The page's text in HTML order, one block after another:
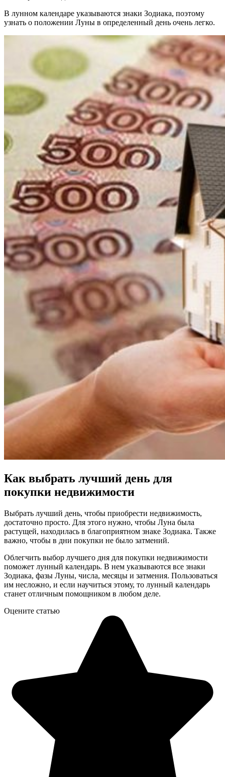
В лунном календаре указываются знаки Зодиака, поэтому
узнать о положении Луны в определенный день очень легко.
Как выбрать лучший день для
покупки недвижимости
Выбрать лучший день, чтобы приобрести недвижимость,
достаточно просто. Для этого нужно, чтобы Луна была
растущей, находилась в благоприятном знаке Зодиака. Также
важно, чтобы в дни покупки не было затмений.
Облегчить выбор лучшего дня для покупки недвижимости
поможет лунный календарь. В нем указываются все знаки
Зодиака, фазы Луны, числа, месяцы и затмения. Пользоваться
им несложно, и если научиться этому, то лунный календарь
станет отличным помощником в любом деле.
Оцените статью